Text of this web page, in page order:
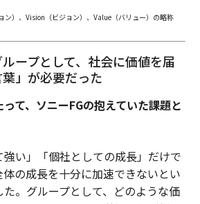
ン）、Vision（ビジョン）、Value（バリュー）の略称
ープとして、社会に価値を届
」が必要だった
て、ソニーFGの抱えていた課題と
い」「個社としての成長」だけで
の成長を十分に加速できないとい
。グループとして、どのような価